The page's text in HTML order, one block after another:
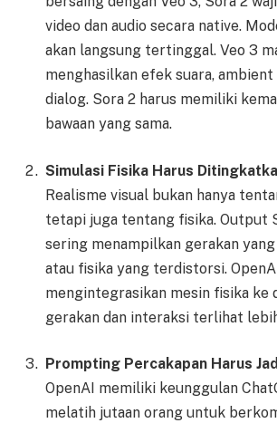
video dan audio secara native.
akan langsung tertinggal. Veo 3
menghasilkan efek suara, ambient
dialog. Sora 2 harus memiliki
bawaan yang sama.
Simulasi Fisika Harus
Realisme visual bukan hanya
tetapi juga tentang fisika. Output
sering menampilkan gerakan
atau fisika yang terdistorsi.
mengintegrasikan mesin fisika ke
gerakan dan interaksi terlihat
Prompting Percakapan Harus
OpenAI memiliki keunggulan
melatih jutaan orang untuk